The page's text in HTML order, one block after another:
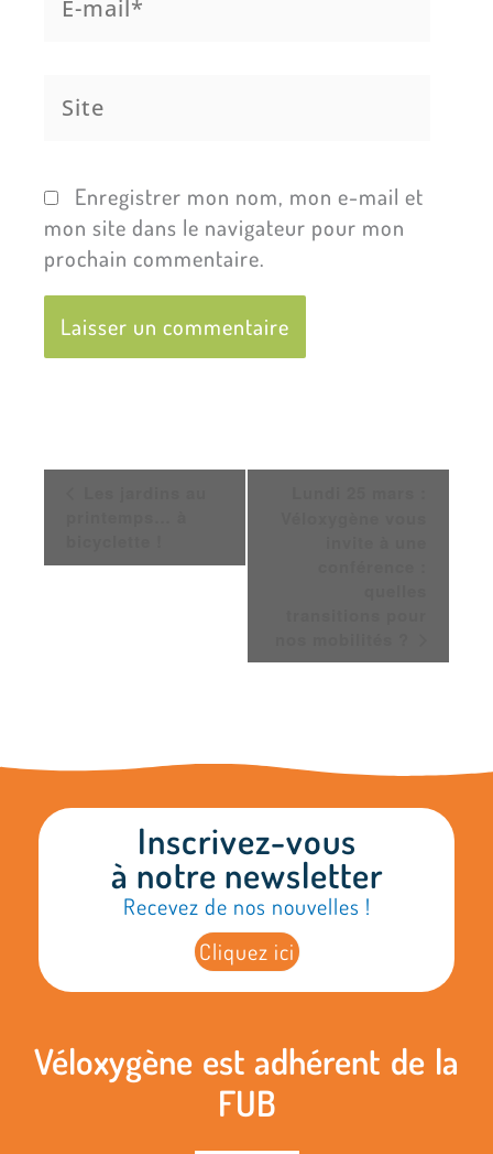
mail*
Enregistrer mon nom, mon e-mail et
mon site dans le navigateur pour mon
prochain commentaire.
Inscrivez-vous
à notre newsletter
Recevez de nos nouvelles !
Cliquez ici
Véloxygène est adhérent de la
FUB